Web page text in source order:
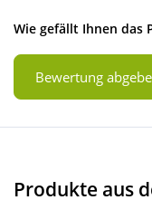
Wie gefällt Ihnen das
Bewertung
Produkte aus